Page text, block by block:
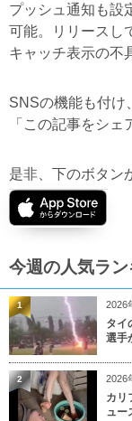
プッシュ通知も設
可能。リリースし
キャッチ表示の不
SNSの機能も付け
「この記事をシェ
是非、下のボタン
今週の人気ラ
2026
タイ
選手
1
2026
カリ
ュー
2